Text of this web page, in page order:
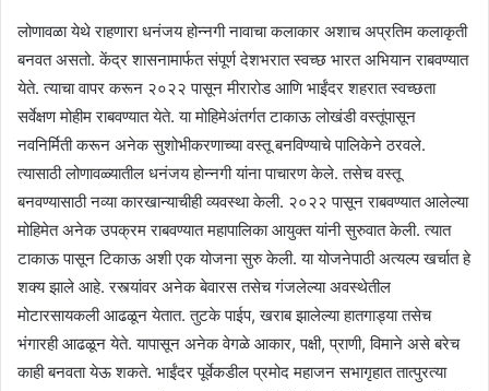
लोणावळा येथे राहणारा धनंजय होन्नगी नावाचा कलाकार अशाच अप्रतिम कलाकृती
बनवत असतो. केंद्र शासनामार्फत संपूर्ण देशभरात स्वच्छ भारत अभियान राबवण्यात
येते. त्याचा वापर करून २०२२ पासून मीरारोड आणि भाईंदर शहरात स्वच्छता
सर्वेक्षण मोहीम राबवण्यात येते. या मोहिमेअंतर्गत टाकाऊ लोखंडी वस्तूंपासून
नवनिर्मिती करून अनेक सुशोभीकरणाच्या वस्तू बनविण्याचे पालिकेने ठरवले.
त्यासाठी लोणावळ्यातील धनंजय होन्नगी यांना पाचारण केले. तसेच वस्तू
बनवण्यासाठी नव्या कारखान्याचीही व्यवस्था केली. २०२२ पासून राबवण्यात आलेल्या
मोहिमेत अनेक उपक्रम राबवण्यात महापालिका आयुक्त यांनी सुरुवात केली. त्यात
टाकाऊ पासून टिकाऊ अशी एक योजना सुरु केली. या योजनेपाठी अत्यल्प खर्चात हे
शक्य झाले आहे. रस्त्यांवर अनेक बेवारस तसेच गंजलेल्या अवस्थेतील
मोटारसायकली आढळून येतात. तुटके पाईप, खराब झालेल्या हातगाड्या तसेच
भंगारही आढळून येते. यापासून अनेक वेगळे आकार, पक्षी, प्राणी, विमाने असे बरेच
काही बनवता येऊ शकते. भाईंदर पूर्वेकडील प्रमोद महाजन सभागृहात तात्पुरत्या